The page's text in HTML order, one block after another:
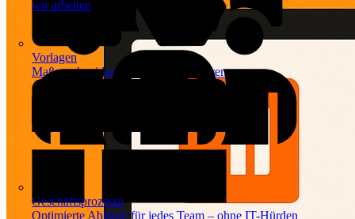
Vorlagen
Maßgeschneiderte Vorlagen inspirieren
Geschäftsprozesse
Optimierte Abläufe für jedes Team – ohne IT-Hürden
wir arbeiten